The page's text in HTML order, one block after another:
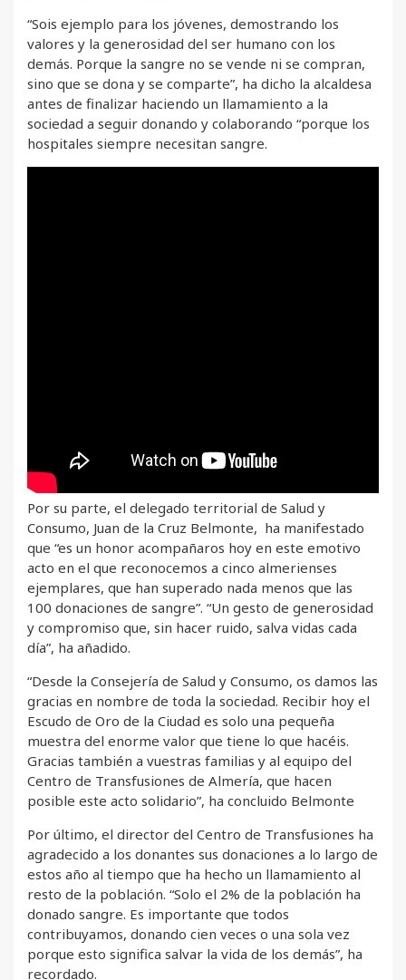
“Sois ejemplo para los jóvenes, demostrando los
valores y la generosidad del ser humano con los
demás. Porque la sangre no se vende ni se compran,
sino que se dona y se comparte”, ha dicho la alcaldesa
antes de finalizar haciendo un llamamiento a la
sociedad a seguir donando y colaborando “porque los
hospitales siempre necesitan sangre.
Por su parte, el delegado territorial de Salud y
Consumo, Juan de la Cruz Belmonte, ha manifestado
que “es un honor acompañaros hoy en este emotivo
acto en el que reconocemos a cinco almerienses
ejemplares, que han superado nada menos que las
100 donaciones de sangre”. “Un gesto de generosidad
y compromiso que, sin hacer ruido, salva vidas cada
día”, ha añadido.
“Desde la Consejería de Salud y Consumo, os damos las
gracias en nombre de toda la sociedad. Recibir hoy el
Escudo de Oro de la Ciudad es solo una pequeña
muestra del enorme valor que tiene lo que hacéis.
Gracias también a vuestras familias y al equipo del
Centro de Transfusiones de Almería, que hacen
posible este acto solidario”, ha concluido Belmonte
Por último, el director del Centro de Transfusiones ha
agradecido a los donantes sus donaciones a lo largo de
estos año al tiempo que ha hecho un llamamiento al
resto de la población. “Solo el 2% de la población ha
donado sangre. Es importante que todos
contribuyamos, donando cien veces o una sola vez
porque esto significa salvar la vida de los demás”, ha
recordado.